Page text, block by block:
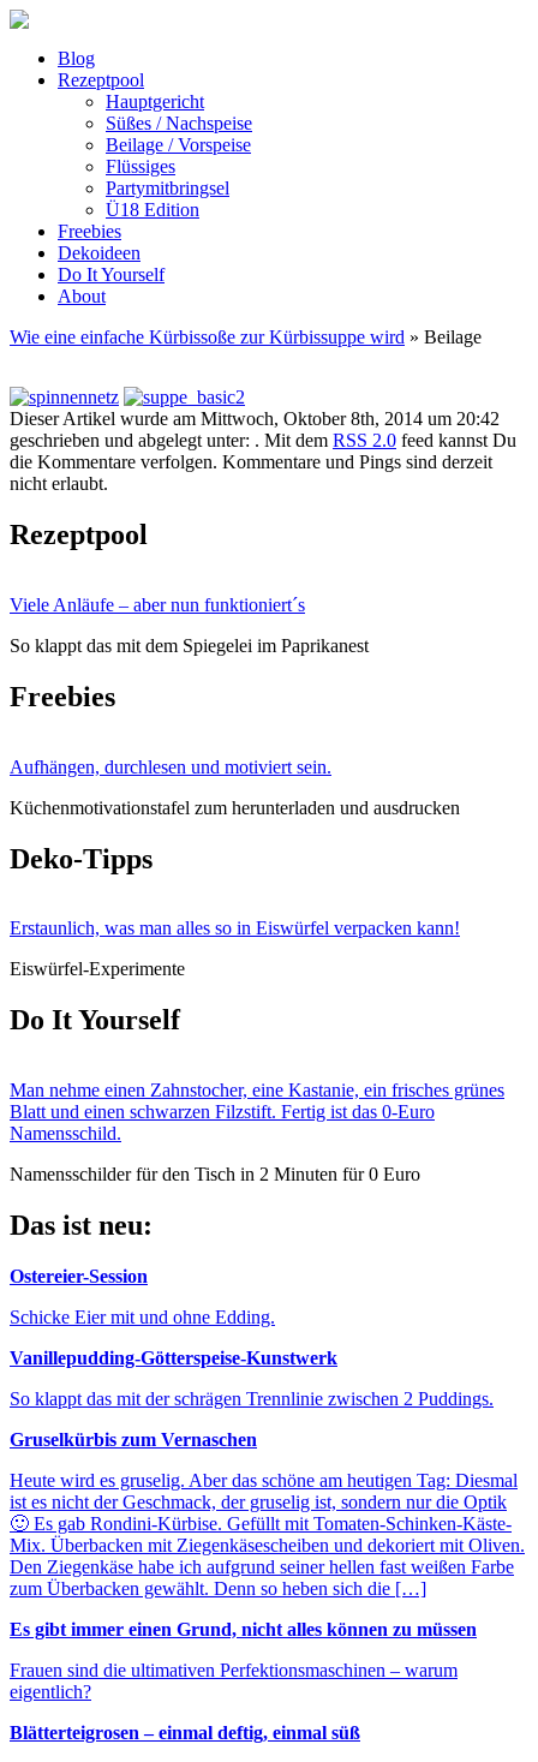
Blog
Rezeptpool
Hauptgericht
Süßes / Nachspeise
Beilage / Vorspeise
Flüssiges
Partymitbringsel
Ü18 Edition
Freebies
Dekoideen
Do It Yourself
About
Wie eine einfache Kürbissoße zur Kürbissuppe wird » Beilage
Dieser Artikel wurde am Mittwoch, Oktober 8th, 2014 um 20:42
geschrieben und abgelegt unter: . Mit dem RSS 2.0 feed kannst Du
die Kommentare verfolgen. Kommentare und Pings sind derzeit
nicht erlaubt.
Rezeptpool
Viele Anläufe – aber nun funktioniert´s
So klappt das mit dem Spiegelei im Paprikanest
Freebies
Aufhängen, durchlesen und motiviert sein.
Küchenmotivationstafel zum herunterladen und ausdrucken
Deko-Tipps
Erstaunlich, was man alles so in Eiswürfel verpacken kann!
Eiswürfel-Experimente
Do It Yourself
Man nehme einen Zahnstocher, eine Kastanie, ein frisches grünes
Blatt und einen schwarzen Filzstift. Fertig ist das 0-Euro
Namensschild.
Namensschilder für den Tisch in 2 Minuten für 0 Euro
Das ist neu:
Ostereier-Session
Schicke Eier mit und ohne Edding.
Vanillepudding-Götterspeise-Kunstwerk
So klappt das mit der schrägen Trennlinie zwischen 2 Puddings.
Gruselkürbis zum Vernaschen
Heute wird es gruselig. Aber das schöne am heutigen Tag: Diesmal
ist es nicht der Geschmack, der gruselig ist, sondern nur die Optik
🙂 Es gab Rondini-Kürbise. Gefüllt mit Tomaten-Schinken-Käste-
Mix. Überbacken mit Ziegenkäsescheiben und dekoriert mit Oliven.
Den Ziegenkäse habe ich aufgrund seiner hellen fast weißen Farbe
zum Überbacken gewählt. Denn so heben sich die […]
Es gibt immer einen Grund, nicht alles können zu müssen
Frauen sind die ultimativen Perfektionsmaschinen – warum
eigentlich?
Blätterteigrosen – einmal deftig, einmal süß